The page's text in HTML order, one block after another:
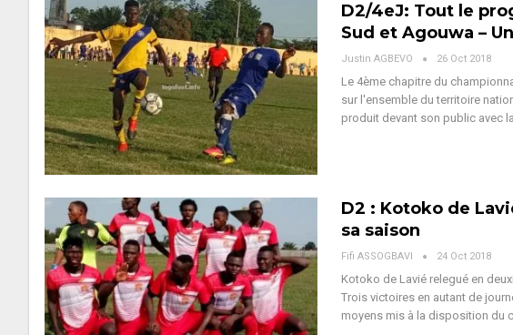
D2/4eJ: Tout le
Sud et Agouwa –
Justin AGBEVO 26 Oct 2018
Le 4ème chapitre du
sur l'ensemble du territoire
produit devant son public avec
D2 : Kotoko de
sa saison
Fifi ASSOGBAVI 24 Oct 2018
Kotoko de Lavié relegué en
Trois victoires en autant de
moyens mis à la disposition du